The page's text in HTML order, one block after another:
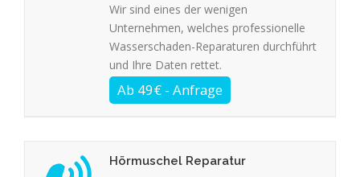
Wir sind eines der wenigen
Unternehmen, welches professionelle
Wasserschaden-Reparaturen durchführt
und Ihre Daten rettet.
Hörmuschel Reparatur